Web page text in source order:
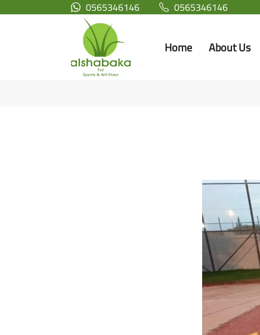
0565346146 0565346146
Home About Us